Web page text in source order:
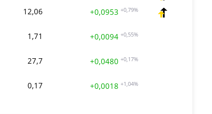
12,06 +0,0953 +0,79%
1,71 +0,0094 +0,55%
27,7 +0,0480 +0,17%
0,17 +0,0018 +1,04%